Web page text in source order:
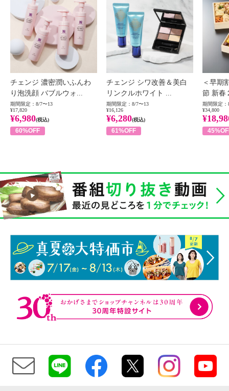
チェンジ 濃密潤いふんわ
り泡洗顔 バブルウォ...
期間限定：8/7〜13
¥17,820
¥6,980(税込)
60%OFF
チェンジ シワ改善＆美白
リンクルホワイト ...
期間限定：8/7〜13
¥16,126
¥6,280(税込)
61%OFF
＜早期
節 新春
期間限定：
¥34,800